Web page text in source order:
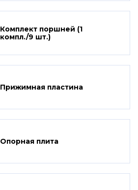
Комплект поршней (1
компл./9 шт.)
Прижимная пластина
Опорная плита